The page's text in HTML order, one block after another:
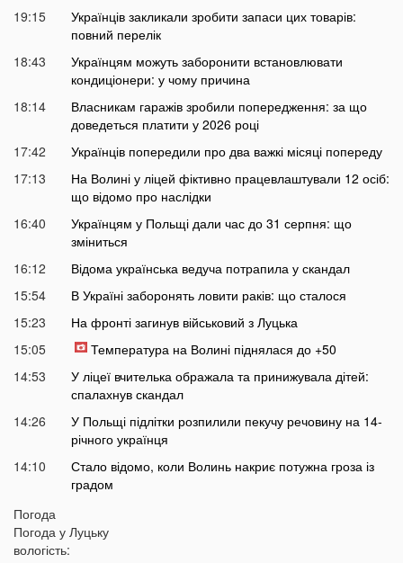
19:15
Українців закликали зробити запаси цих товарів:
повний перелік
18:43
Українцям можуть заборонити встановлювати
кондиціонери: у чому причина
18:14
Власникам гаражів зробили попередження: за що
доведеться платити у 2026 році
17:42
Українців попередили про два важкі місяці попереду
17:13
На Волині у ліцей фіктивно працевлаштували 12 осіб:
що відомо про наслідки
16:40
Українцям у Польщі дали час до 31 серпня: що
зміниться
16:12
Відома українська ведуча потрапила у скандал
15:54
В Україні заборонять ловити раків: що сталося
15:23
На фронті загинув військовий з Луцька
15:05
Температура на Волині піднялася до +50
14:53
У ліцеї вчителька ображала та принижувала дітей:
спалахнув скандал
14:26
У Польщі підлітки розпилили пекучу речовину на 14-
річного українця
14:10
Стало відомо, коли Волинь накриє потужна гроза із
градом
13:38
сьогодні на вулицю: що сталося
13:17
Погода
Погода у Луцьку
вологість: